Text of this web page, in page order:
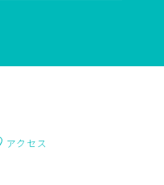
アクセス